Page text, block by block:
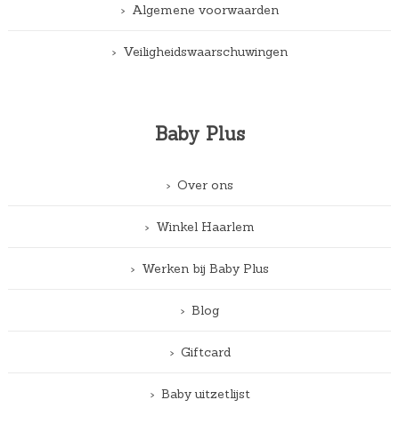
Algemene voorwaarden
Veiligheidswaarschuwingen
Baby Plus
Over ons
Winkel Haarlem
Werken bij Baby Plus
Blog
Giftcard
Baby uitzetlijst